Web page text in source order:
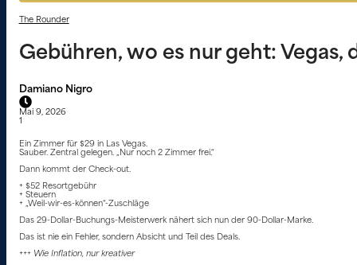
The Rounder
Gebühren, wo es nur geht: Vegas,
Damiano Nigro
Mai 9, 2026
1
Ein Zimmer für $29 in Las Vegas.
Sauber. Zentral gelegen. „Nur noch 2 Zimmer frei.“
Dann kommt der Check-out.
+ $52 Resortgebühr
+ Steuern
+ „Weil-wir-es-können“-Zuschläge
Das 29-Dollar-Buchungs-Meisterwerk nähert sich nun der 90-Dollar-Marke.
Das ist nie ein Fehler, sondern Absicht und Teil des Deals.
+++ Wie Inflation, nur kreativer